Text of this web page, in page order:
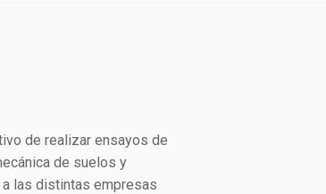
de realizar ensayos de
de suelos y
las distintas empresas